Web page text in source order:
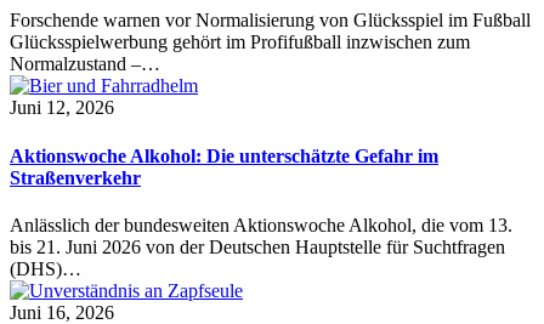
Forschende warnen vor Normalisierung von Glücksspiel im Fußball
Glücksspielwerbung gehört im Profifußball inzwischen zum
Normalzustand –…
Juni 12, 2026
Aktionswoche Alkohol: Die unterschätzte Gefahr im
Straßenverkehr
Anlässlich der bundesweiten Aktionswoche Alkohol, die vom 13.
bis 21. Juni 2026 von der Deutschen Hauptstelle für Suchtfragen
(DHS)…
Juni 16, 2026